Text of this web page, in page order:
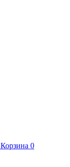
Корзина 0